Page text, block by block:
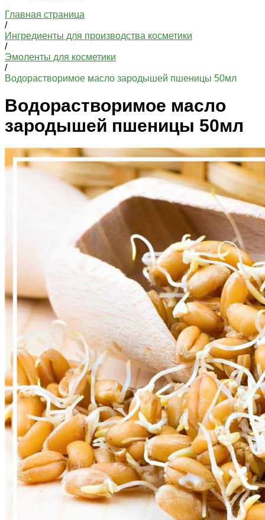
Главная страница
/
Ингредиенты для производства косметики
/
Эмоленты для косметики
/
Водорастворимое масло зародышей пшеницы 50мл
Водорастворимое масло
зародышей пшеницы 50мл